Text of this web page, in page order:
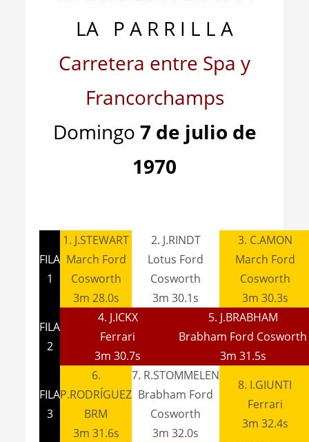
LA P A R R I L L A
Carretera entre Spa y
Francorchamps
Domingo 7 de julio de
1970
FILA
1
1. J.STEWART
March Ford
Cosworth
3m 28.0s
2. J.RINDT
Lotus Ford
Cosworth
3m 30.1s
3. C.AMON
March Ford
Cosworth
3m 30.3s
FILA
2
4. J.ICKX
Ferrari
3m 30.7s
5. J.BRABHAM
Brabham Ford Cosworth
3m 31.5s
FILA
3
6.
P.RODRÍGUEZ
BRM
3m 31.6s
7. R.STOMMELEN
Brabham Ford
Cosworth
3m 32.0s
8. I.GIUNTI
Ferrari
3m 32.4s